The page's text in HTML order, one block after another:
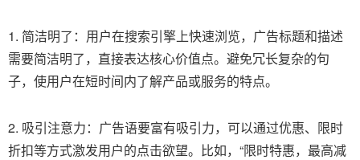
1. 简洁明了：用户在搜索引擎上快速浏览，广告标题和描述
需要简洁明了，直接表达核心价值点。避免冗长复杂的句
子，使用户在短时间内了解产品或服务的特点。
2. 吸引注意力：广告语要富有吸引力，可以通过优惠、限时
折扣等方式激发用户的点击欲望。比如，“限时特惠，最高减